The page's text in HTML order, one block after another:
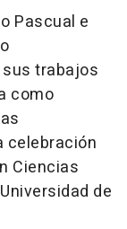
Pascual e
trabajos
como
celebración
Ciencias
de